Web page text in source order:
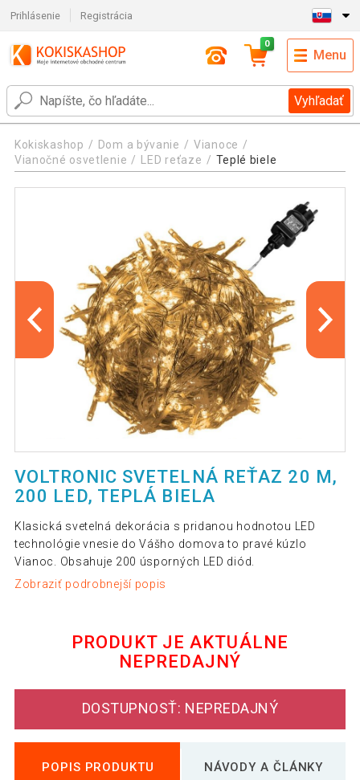
Prihlásenie Registrácia
Vyhľadať
0
Menu
Kokiskashop Dom a bývanie
Vianoce
Vianočné osvetlenie
LED reťaze Teplé biele
VOLTRONIC SVETELNÁ REŤAZ 20 M,
200 LED, TEPLÁ BIELA
Klasická svetelná dekorácia s pridanou hodnotou LED
technológie vnesie do Vášho domova to pravé kúzlo
Vianoc. Obsahuje 200 úsporných LED diód.
Zobraziť podrobnejší popis
PRODUKT JE AKTUÁLNE
NEPREDAJNÝ
DOSTUPNOSŤ: NEPREDAJNÝ
POPIS PRODUKTU NÁVODY A ČLÁNKY